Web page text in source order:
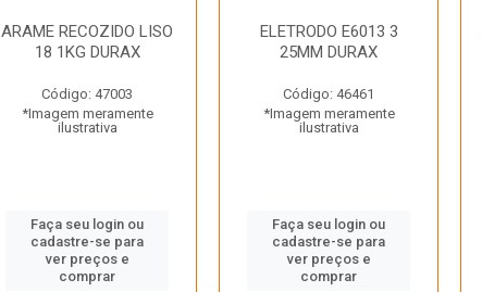
ARAME RECOZIDO LISO
18 1KG DURAX
Código: 47003
*Imagem meramente
ilustrativa
Faça seu login ou
cadastre-se para
ver preços e
comprar
ELETRODO E6013 3
25MM DURAX
Código: 46461
*Imagem meramente
ilustrativa
Faça seu login ou
cadastre-se para
ver preços e
comprar